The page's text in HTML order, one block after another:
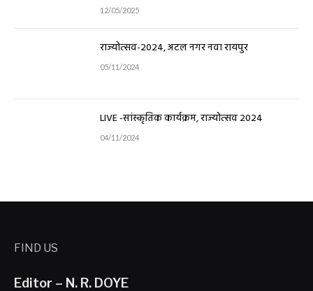
12/05/2025
राज्योत्सव-2024, अटल नगर नवा रायपुर
05/11/2024
LIVE -सांस्कृतिक कार्यक्रम, राज्योत्सव 2024
04/11/2024
FIND US
Editor – N. R. DOYE